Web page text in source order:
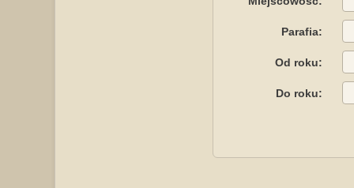
Parafia:
Od roku:
Do roku: